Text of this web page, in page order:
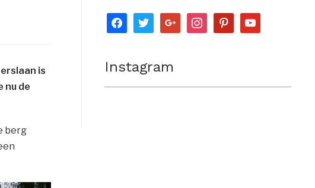
is
nu de
berg
facebooktwittergoogle instagrampinterestyoutube
Instagram